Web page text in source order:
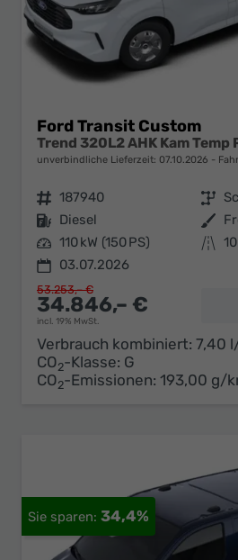
Ford Transit Custom
Trend 320L2 AHK Kam Temp
unverbindliche Lieferzeit: 07.10.2026
Fahrzeugnr. 187940 Getriebe
Kraftstoff Diesel Außenfarbe
Leistung 110 kW (150 PS) Kilometerstand
03.07.2026
34.846,– €
incl. 19% MwSt.
53.253,– €
Verbrauch kombiniert: 7,40
CO2-Klasse: G
CO2-Emissionen: 193,00 g/
34,4%